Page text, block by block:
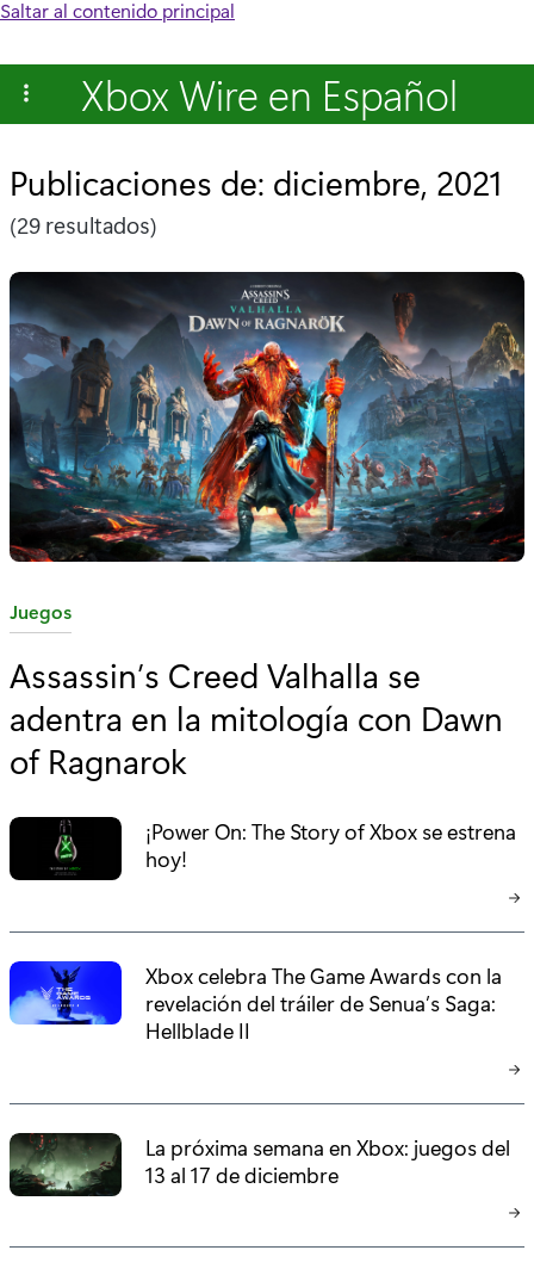
Saltar al contenido principal
Xbox Wire en Español
Publicaciones de: diciembre, 2021
(29 resultados)
C
t
g
o
a
Juegos
Assassin’s Creed Valhalla se
adentra en la mitología con Dawn
of Ragnarok
¡Power On: The Story of Xbox se estrena
hoy!
Xbox celebra The Game Awards con la
revelación del tráiler de Senua’s Saga:
Hellblade II
La próxima semana en Xbox: juegos del
13 al 17 de diciembre